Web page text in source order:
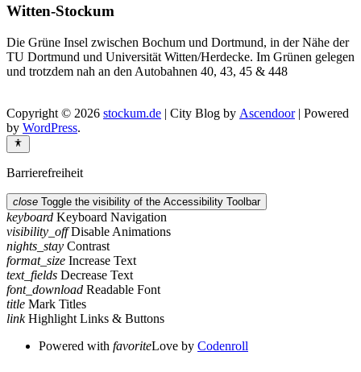
Witten-Stockum
Die Grüne Insel zwischen Bochum und Dortmund, in der Nähe der
TU Dortmund und Universität Witten/Herdecke. Im Grünen gelegen
und trotzdem nah an den Autobahnen 40, 43, 45 & 448
Copyright © 2026 stockum.de | City Blog by Ascendoor| Powered
by WordPress.
Barrierefreiheit
close Toggle the visibility of the Accessibility Toolbar
keyboard Keyboard Navigation
visibility_off Disable Animations
nights_stay Contrast
format_size Increase Text
text_fields Decrease Text
font_download Readable Font
title Mark Titles
link Highlight Links & Buttons
Powered with favoriteLove by Codenroll